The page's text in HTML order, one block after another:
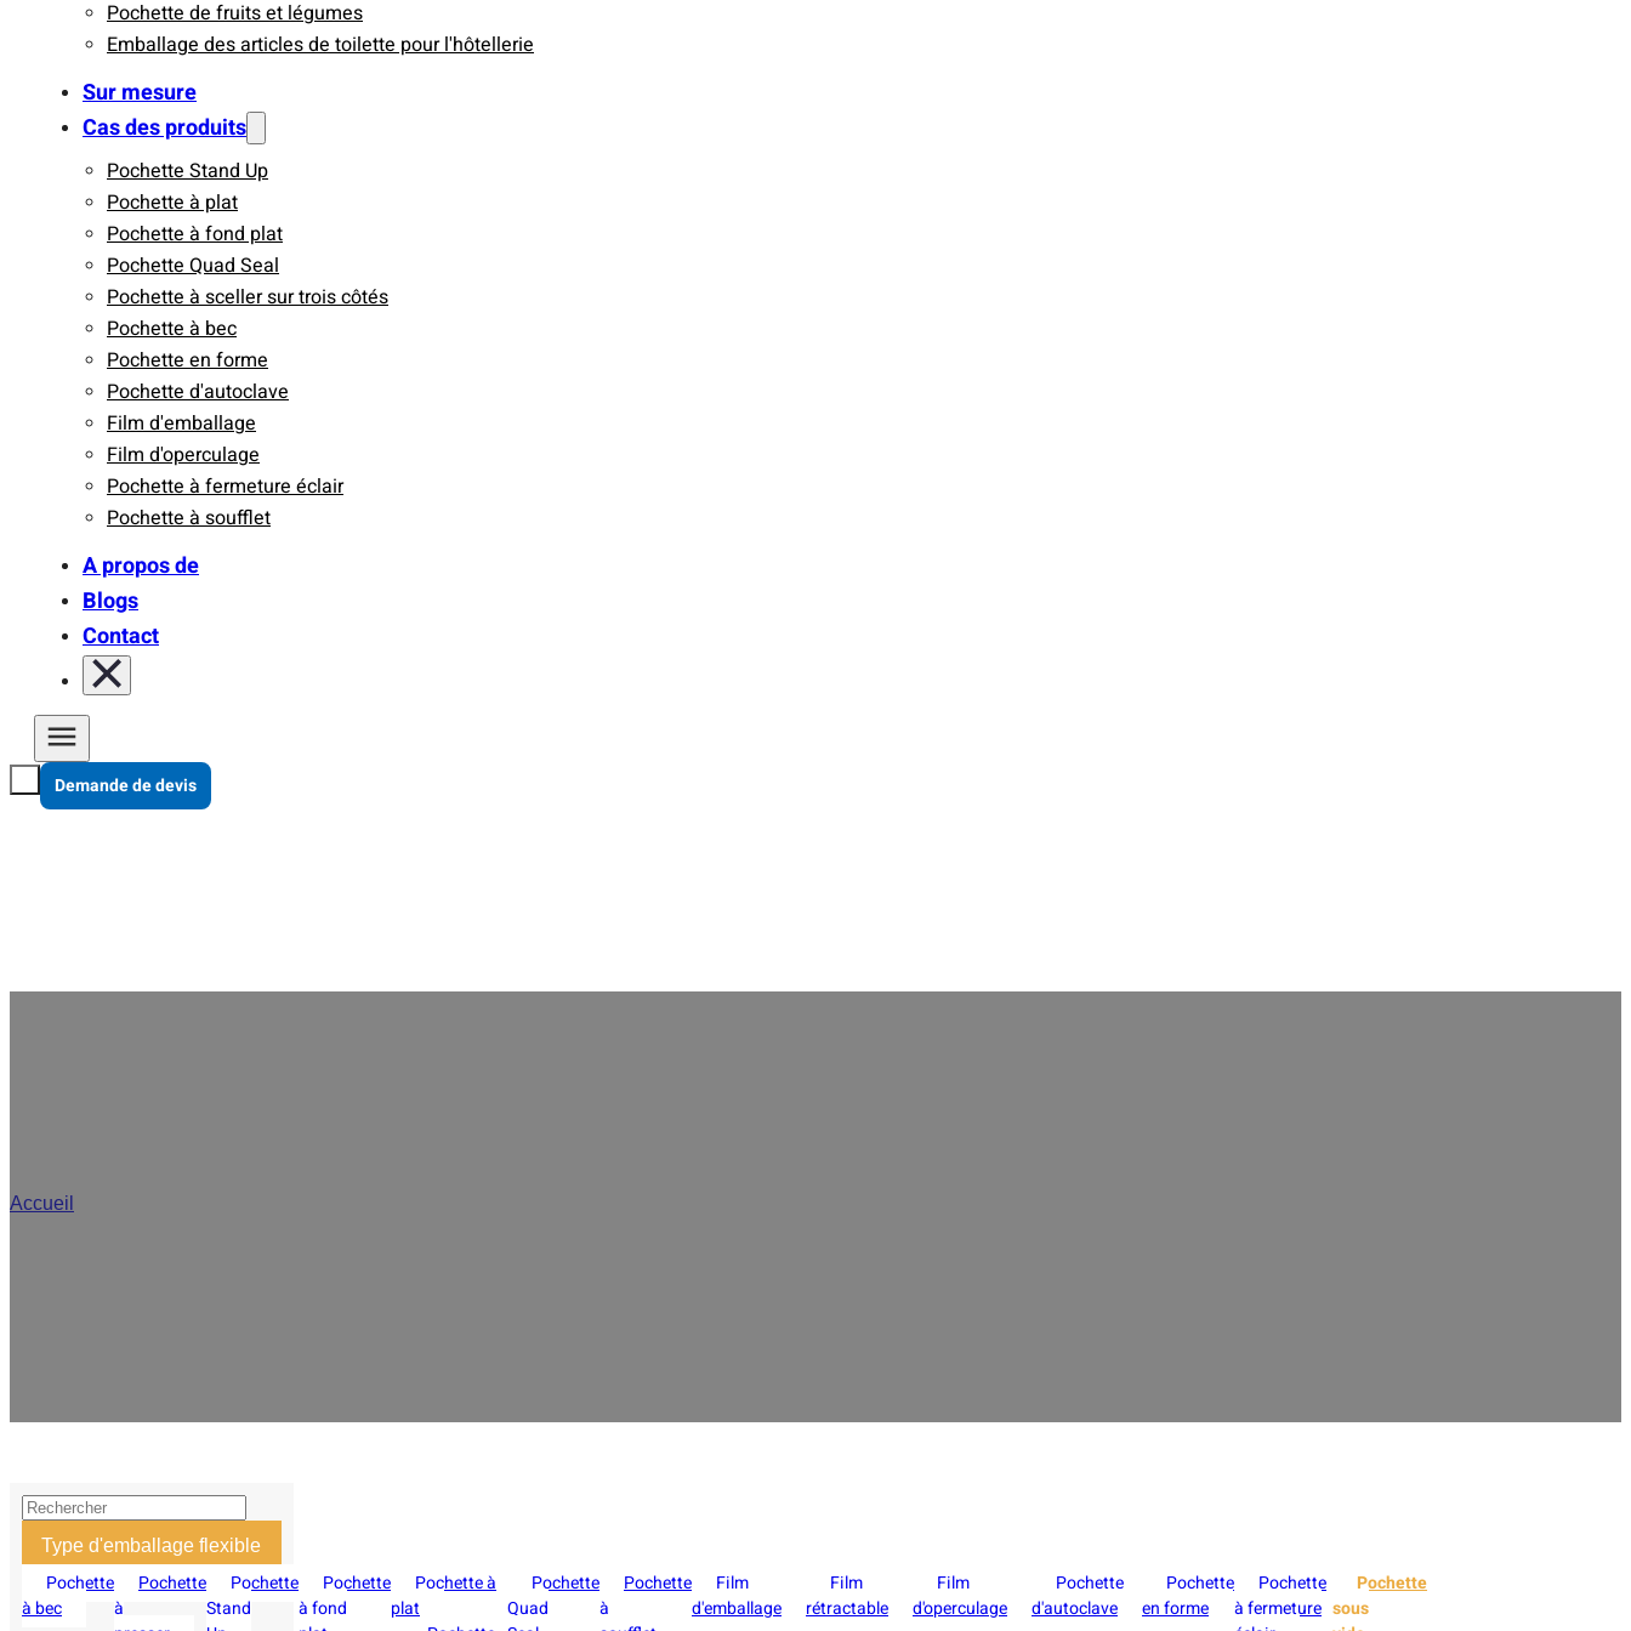
Pochette de fruits et légumes
Emballage des articles de toilette pour l'hôtellerie
Sur mesure
Cas des produits
Pochette Stand Up
Pochette à plat
Pochette à fond plat
Pochette Quad Seal
Pochette à sceller sur trois côtés
Pochette à bec
Pochette en forme
Pochette d'autoclave
Film d'emballage
Film d'operculage
Pochette à fermeture éclair
Pochette à soufflet
A propos de
Blogs
Contact
Demande de devis
Accueil
Type d'emballage flexible
Pochette
à bec
Pochette
à
Pochette
Stand
Pochette
à fond
Pochette à
plat
Pochette
Quad
Pochette
à
Film
d'emballage
Film
rétractable
Film
d'operculage
Pochette
d'autoclave
Pochette
en forme
Pochette
à fermeture
Pochette
sous